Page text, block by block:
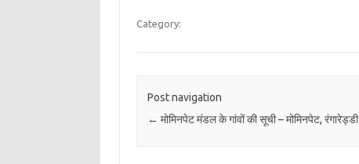
Category:
Post navigation
← मोमिनपेट मंडल के गांवों की सूची – मोमिनपेट, रंगारेड्डी